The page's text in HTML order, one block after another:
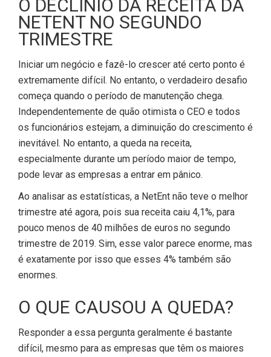
O DECLÍNIO DA RECEITA DA
NETENT NO SEGUNDO
TRIMESTRE
Iniciar um negócio e fazê-lo crescer até certo ponto é
extremamente difícil. No entanto, o verdadeiro desafio
começa quando o período de manutenção chega.
Independentemente de quão otimista o CEO e todos
os funcionários estejam, a diminuição do crescimento é
inevitável. No entanto, a queda na receita,
especialmente durante um período maior de tempo,
pode levar as empresas a entrar em pânico.
Ao analisar as estatísticas, a NetEnt não teve o melhor
trimestre até agora, pois sua receita caiu 4,1%, para
pouco menos de 40 milhões de euros no segundo
trimestre de 2019. Sim, esse valor parece enorme, mas
é exatamente por isso que esses 4% também são
enormes.
O QUE CAUSOU A QUEDA?
Responder a essa pergunta geralmente é bastante
difícil, mesmo para as empresas que têm os maiores